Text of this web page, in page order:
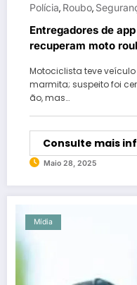
Polícia, Roubo,
Entregadores de
recuperam moto
Motociclista teve
marmita; suspeito foi
ão, mas…
Consulte mais
Maio 28, 2025
Mídia